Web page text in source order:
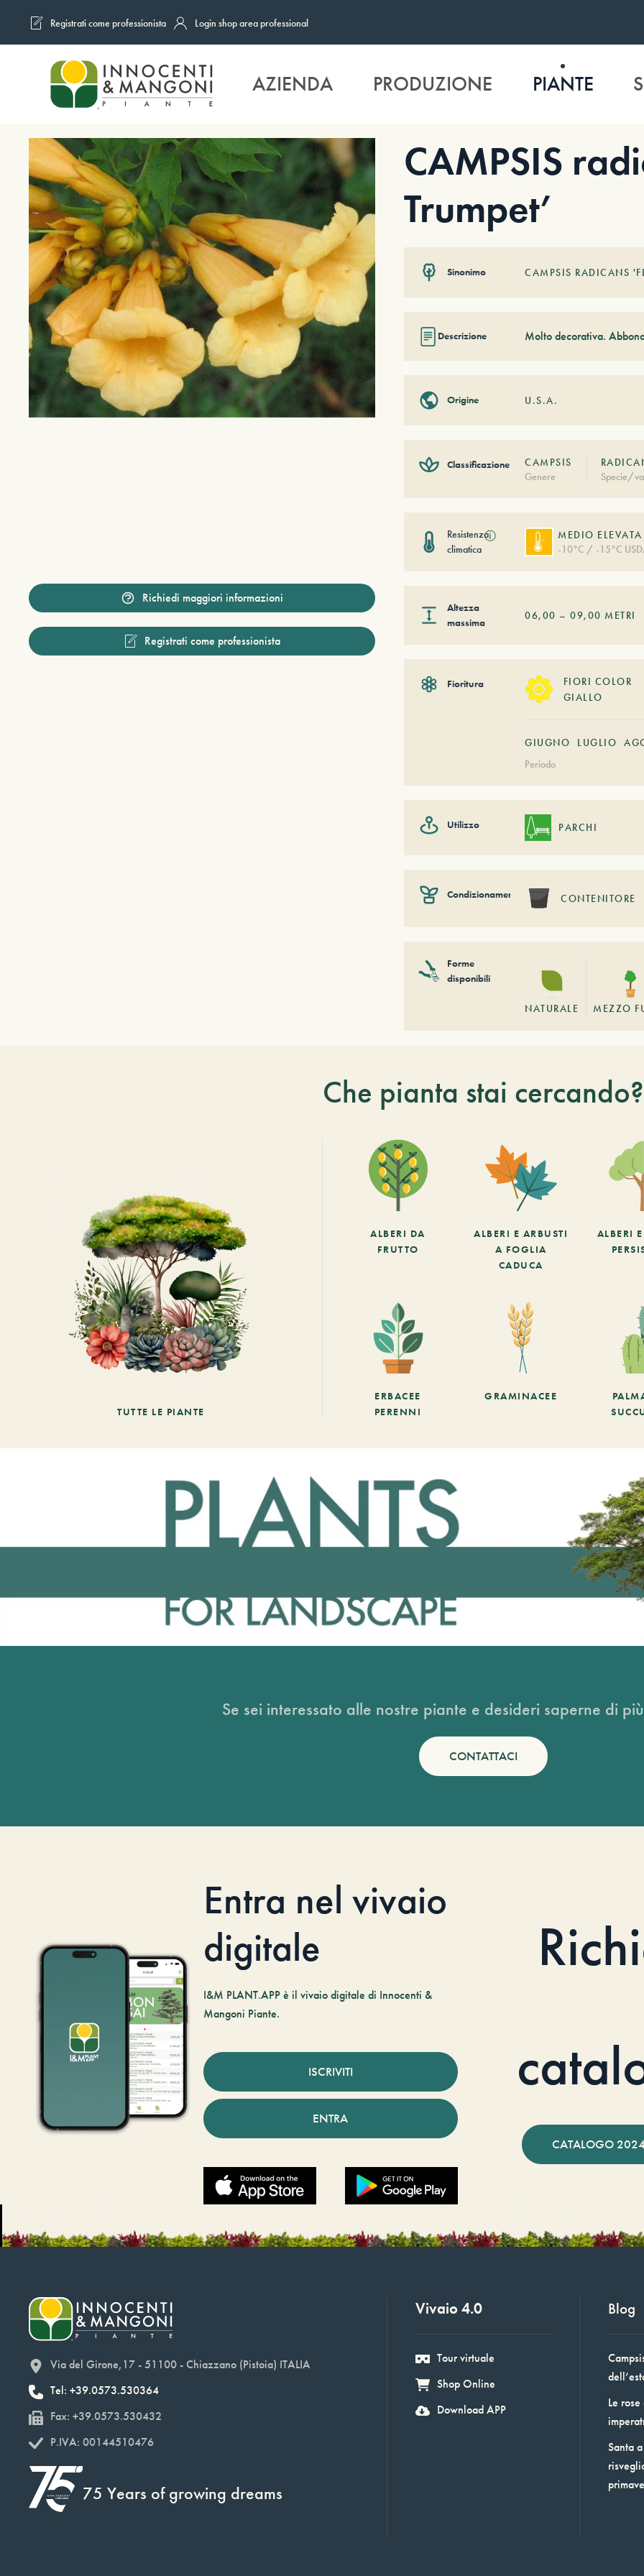
Skip to main content
Registrati come professionista Login shop area professional
AZIENDA PRODUZIONE PIANTE
Richiedi maggiori informazioni
Registrati come professionista
CAMPSIS
Trumpet’
Sinonimo CAMPSIS RADICANS
Descrizione Molto decorativa.
Origine U.S.A.
Classificazione
CAMPSIS
Genere
Specie/
Resistenza
climatica
ⓘ
MEDIO ELEVATA
-10°C / -15°C
Altezza
massima
06,00 –09,00 METRI
Fioritura
FIORI COLOR
GIALLO
GIUGNO LUGLIO
Periodo
Utilizzo PARCHI
Condizionamento CONTENITORE
Forme
disponibili
NATURALE MEZZO
Che pianta stai cercando?
TUTTE LE PIANTE
ALBERI DA
FRUTTO
ALBERI E ARBUSTI
A FOGLIA
CADUCA
ALBERI
ERBACEE
PERENNI
GRAMINACEE
Se sei interessato alle nostre piante e desideri saperne di
CONTATTACI
Entra nel vivaio
digitale
I&M PLANT.APP è il vivaio digitale di Innocenti &
Mangoni Piante.
ISCRIVITI
ENTRA
CATALOGO
Via del Girone,17 - 51100 - Chiazzano (Pistoia) ITALIA
Tel: +39.0573.530364
Fax: +39.0573.530432
P.IVA: 00144510476
75 Years of growing dreams
Vivaio 4.0
Tour virtuale
Shop Online
Download APP
Blog
Le
Santa